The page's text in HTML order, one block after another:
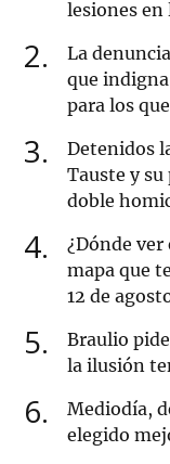
lesiones en
2
La
que
para los
3
Detenidos
Tauste y
doble
4
¿Dónde ver
mapa que
12 de
5
Braulio
la ilusión
6
Mediodía,
elegido